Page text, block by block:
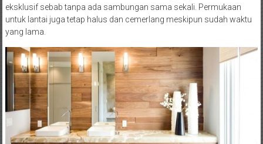
eksklusif sebab tanpa ada sambungan sama sekali. Permukaan
untuk lantai juga tetap halus dan cemerlang meskipun sudah waktu
yang lama.